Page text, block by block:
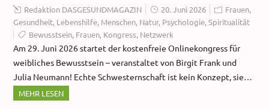
Redaktion DASGESUNDMAGAZIN 20. Juni 2026 Frauen,
Gesundheit, Lebenshilfe, Menschen, Natur, Psychologie,Spiritualität
Bewusstsein, Frauen, Kongress, Netzwerk
Am 29. Juni 2026 startet der kostenfreie Onlinekongress für
weibliches Bewusstsein – veranstaltet von Birgit Frank und
Julia Neumann! Echte Schwesternschaft ist kein Konzept, sie…
MEHR LESEN